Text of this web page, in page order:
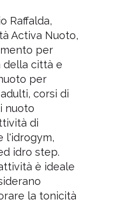
Raffalda,
Activa Nuoto,
per
della città e
per
corsi di
nuoto
di
l'idrogym,
idro step.
è ideale
la tonicità